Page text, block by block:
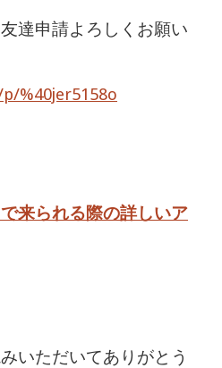
達申請よろしくお願い
%40jer5158o
来られる際の詳しいア
いただいてありがとう